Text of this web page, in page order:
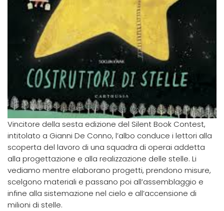
Vincitore della sesta edizione del Silent Book Contest,
intitolato a Gianni De Conno, l’albo conduce i lettori alla
scoperta del lavoro di una squadra di operai addetta
alla progettazione e alla realizzazione delle stelle. Li
vediamo mentre elaborano progetti, prendono misure,
scelgono materiali e passano poi all’assemblaggio e
infine alla sistemazione nel cielo e all’accensione di
milioni di stelle.